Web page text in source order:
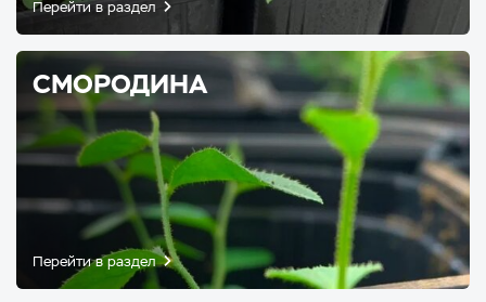
Перейти в раздел
СМОРОДИНА
Перейти в раздел